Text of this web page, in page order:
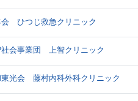
ひつじ救急クリニック
会事業団 上智クリニック
光会 藤村内科外科クリニック